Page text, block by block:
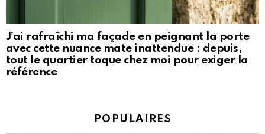
J’ai rafraîchi ma façade en peignant la porte
avec cette nuance mate inattendue : depuis,
tout le quartier toque chez moi pour exiger la
référence
POPULAIRES